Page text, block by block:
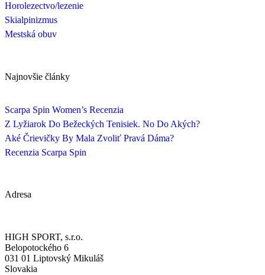
Horolezectvo/lezenie
Skialpinizmus
Mestská obuv
Najnovšie články
Scarpa Spin Women’s Recenzia
Z Lyžiarok Do Bežeckých Tenisiek. No Do Akých?
Aké Črievičky By Mala Zvoliť Pravá Dáma?
Recenzia Scarpa Spin
Adresa
HIGH SPORT, s.r.o.
Belopotockého 6
031 01 Liptovský Mikuláš
Slovakia